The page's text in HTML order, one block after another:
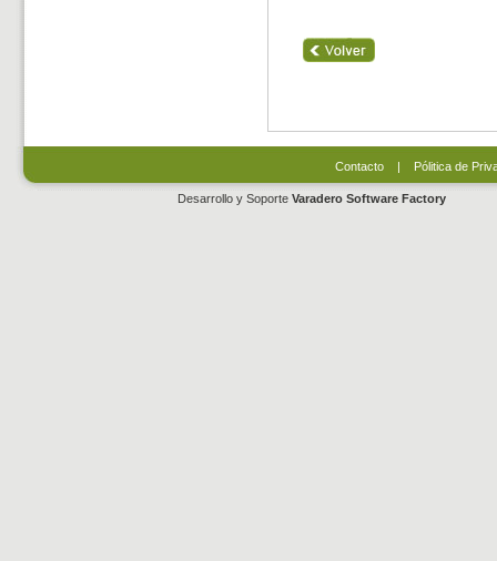
Contacto| Pólitica de
Desarrollo y Soporte Varadero Software Factory